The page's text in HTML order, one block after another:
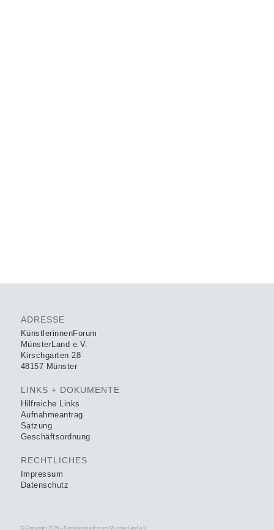
ADRESSE
KünstlerinnenForum
MünsterLand e.V.
Kirschgarten 28
48157 Münster
LINKS + DOKUMENTE
Hilfreiche Links
Aufnahmeantrag
Satzung
Geschäftsordnung
RECHTLICHES
Impressum
Datenschutz
© Copyright 2026 – KünstlerinnenForum MünsterLand e.V.